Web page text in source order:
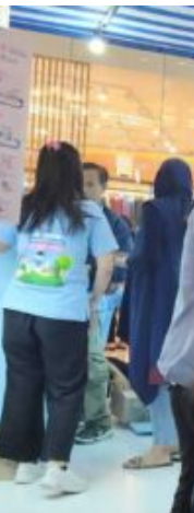
Tumbuh
Kembang
Optimal
Melalui
Perawatan
Fisik
dan
Bahasa
Cinta